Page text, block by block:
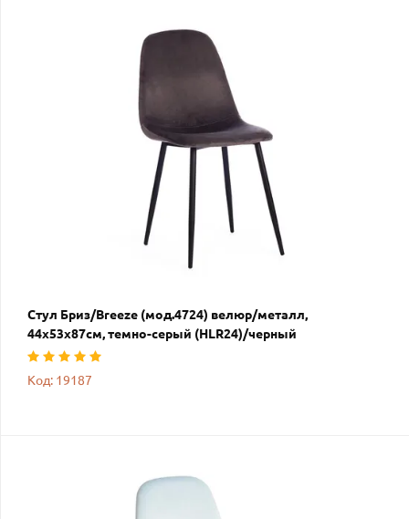
Стул Бриз/Breeze (мод.4724) велюр/металл,
44х53х87см, темно-серый (HLR24)/черный
Код: 19187